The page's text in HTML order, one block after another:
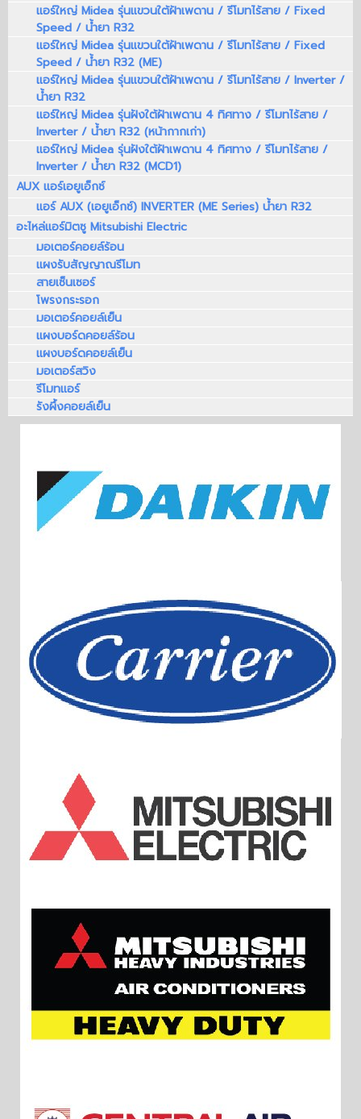
แอร์ใหญ่ Midea รุ่นแขวนใต้ฝ้าเพดาน / รีโมทไร้สาย / Fixed
Speed / น้ำยา R32
แอร์ใหญ่ Midea รุ่นแขวนใต้ฝ้าเพดาน / รีโมทไร้สาย / Fixed
Speed / น้ำยา R32 (ME)
แอร์ใหญ่ Midea รุ่นแขวนใต้ฝ้าเพดาน / รีโมทไร้สาย / Inverter /
น้ำยา R32
แอร์ใหญ่ Midea รุ่นฝังใต้ฝ้าเพดาน 4 ทิศทาง / รีโมทไร้สาย /
Inverter / น้ำยา R32 (หน้ากากเก่า)
แอร์ใหญ่ Midea รุ่นฝังใต้ฝ้าเพดาน 4 ทิศทาง / รีโมทไร้สาย /
Inverter / น้ำยา R32 (MCD1)
AUX แอร์เอยูเอ็กซ์
แอร์ AUX (เอยูเอ็กซ์) INVERTER (ME Series) น้ำยา R32
อะไหล่แอร์มิตซู Mitsubishi Electric
มอเตอร์คอยล์ร้อน
แผงรับสัญญาณรีโมท
สายเซ็นเซอร์
โพรงกระรอก
มอเตอร์คอยล์เย็น
แผงบอร์ดคอยล์ร้อน
แผงบอร์ดคอยล์เย็น
มอเตอร์สวิง
รีโมทแอร์
รังผึ้งคอยล์เย็น